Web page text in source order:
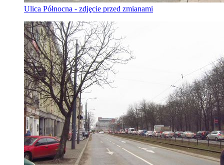
Ulica Północna - zdjęcie przed zmianami